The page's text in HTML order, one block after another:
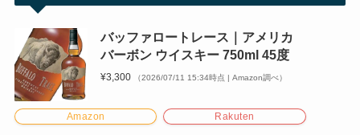
バッファロートレース｜アメリカ
バーボン ウイスキー 750ml 45度
¥3,300 （2026/07/11 15:34時点 | Amazon調べ）
Amazon Rakuten